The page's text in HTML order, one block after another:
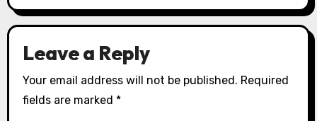
Leave a Reply
Your email address will not be published. Required
fields are marked *